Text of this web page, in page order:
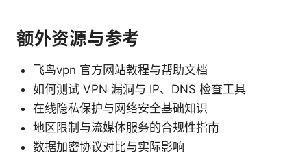
额外资源与参考
飞鸟vpn 官方网站教程与帮助文档
如何测试 VPN 漏洞与 IP、DNS 检查工具
在线隐私保护与网络安全基础知识
地区限制与流媒体服务的合规性指南
数据加密协议对比与实际影响